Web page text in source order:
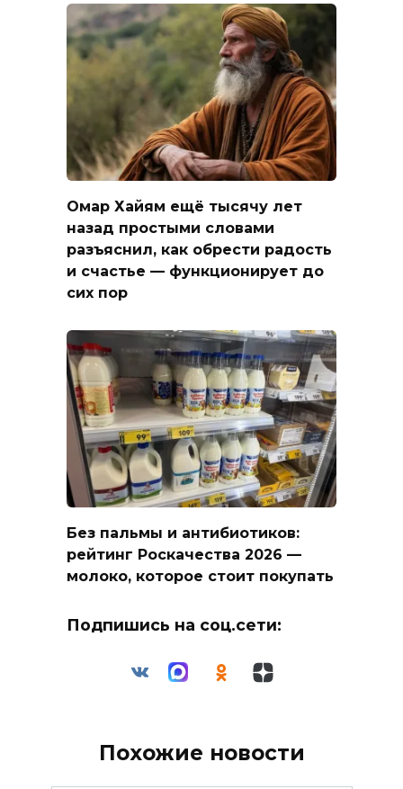
Омар Хайям ещё тысячу лет
назад простыми словами
разъяснил, как обрести радость
и счастье — функционирует до
сих пор
Без пальмы и антибиотиков:
рейтинг Роскачества 2026 —
молоко, которое стоит покупать
Подпишись на соц.сети:
Похожие новости